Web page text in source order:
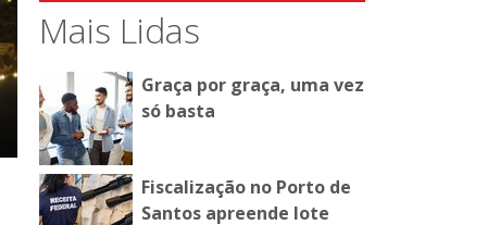
Mais Lidas
Graça por graça, uma vez
só basta
Fiscalização no Porto de
Santos apreende lote